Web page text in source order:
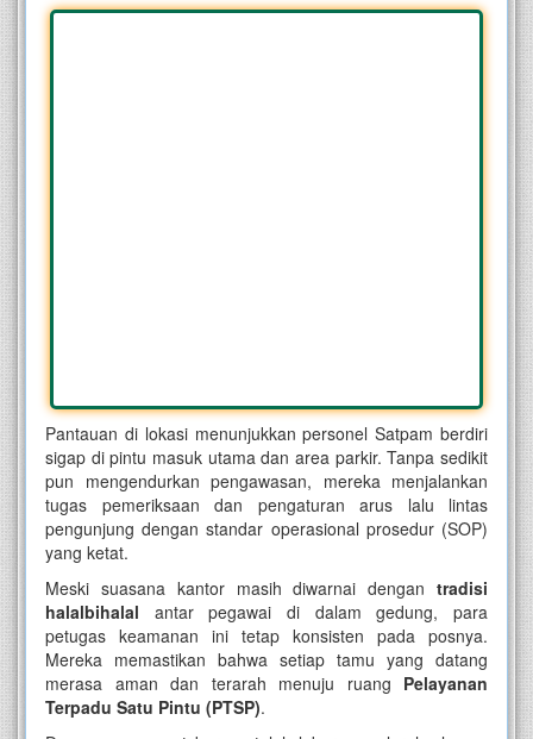
Pantauan di lokasi menunjukkan personel Satpam berdiri
sigap di pintu masuk utama dan area parkir. Tanpa sedikit
pun mengendurkan pengawasan, mereka menjalankan
tugas pemeriksaan dan pengaturan arus lalu lintas
pengunjung dengan standar operasional prosedur (SOP)
yang ketat.
Meski suasana kantor masih diwarnai dengan tradisi
halalbihalal antar pegawai di dalam gedung, para
petugas keamanan ini tetap konsisten pada posnya.
Mereka memastikan bahwa setiap tamu yang datang
merasa aman dan terarah menuju ruang Pelayanan
Terpadu Satu Pintu (PTSP).